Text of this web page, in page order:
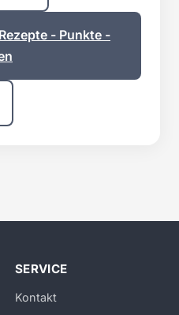
- Punkte -
SERVICE
Kontakt